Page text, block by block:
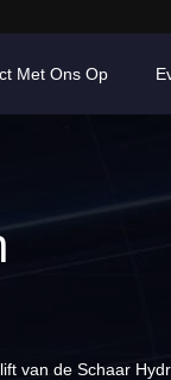
Met Ons Op
van de Schaar